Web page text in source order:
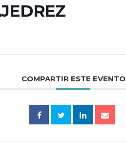
COMPARTIR ESTE EVENTO